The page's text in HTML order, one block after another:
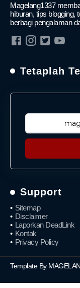
Magelang1337
hiburan, tips blogging,
berbagi pengalaman
Tetaplah
Support
Sitemap
Disclaimer
Laporkan DeadLink
Kontak
Privacy Policy
Template By